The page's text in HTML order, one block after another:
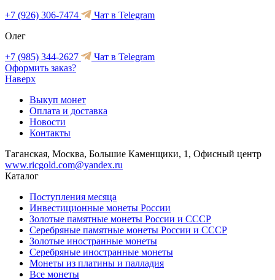
+7 (926) 306-7474
Чат в Telegram
Олег
+7 (985) 344-2627
Чат в Telegram
Оформить заказ?
Наверх
Выкуп монет
Оплата и доставка
Новости
Контакты
Таганская, Москва, Большие Каменщики, 1, Офисный центр
www.ricgold.com@yandex.ru
Каталог
Поступления месяца
Инвестиционные монеты России
Золотые памятные монеты России и СССР
Серебряные памятные монеты России и СССР
Золотые иностранные монеты
Серебряные иностранные монеты
Монеты из платины и палладия
Все монеты